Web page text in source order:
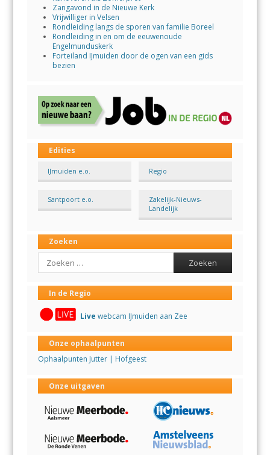
Zangavond in de Nieuwe Kerk
Vrijwilliger in Velsen
Rondleiding langs de sporen van familie Boreel
Rondleiding in en om de eeuwenoude
Engelmunduskerk
Forteiland IJmuiden door de ogen van een gids
bezien
Edities
IJmuiden e.o. Regio
Santpoort e.o.
Zakelijk-Nieuws-
Landelijk
Zoeken
Search
In de Regio
Live webcam IJmuiden aan Zee
Onze ophaalpunten
Ophaalpunten Jutter | Hofgeest
Onze uitgaven